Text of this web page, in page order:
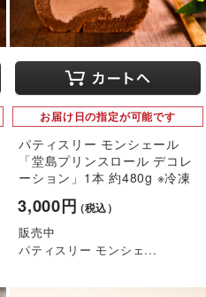
お届け日の指定が可能です
パティスリー モンシェール
「堂島プリンスロール デコレ
ーション」1本 約480g ※冷凍
3,000円（税込）
販売中
パティスリー モンシェ...